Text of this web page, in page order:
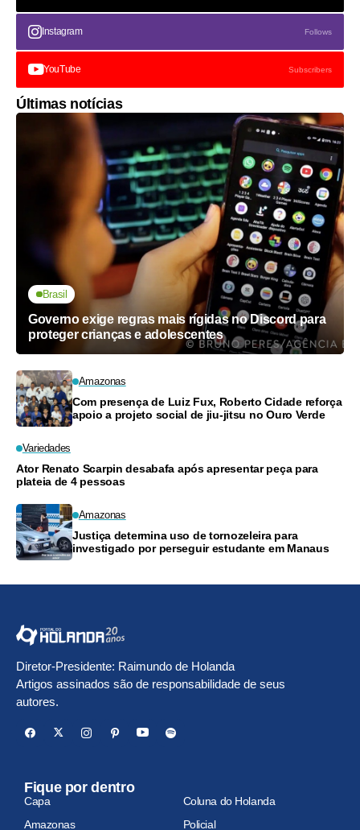
Instagram Follows
YouTube Subscribers
Últimas notícias
Brasil
Governo exige regras mais rígidas no Discord para
proteger crianças e adolescentes
Amazonas
Com presença de Luiz Fux, Roberto Cidade reforça
apoio a projeto social de jiu-jitsu no Ouro Verde
Variedades
Ator Renato Scarpin desabafa após apresentar peça para
plateia de 4 pessoas
Amazonas
Justiça determina uso de tornozeleira para
investigado por perseguir estudante em Manaus
Diretor-Presidente: Raimundo de Holanda
Artigos assinados são de responsabilidade de seus
autores.
Fique por dentro
Capa
Coluna do Holanda
Amazonas
Policial